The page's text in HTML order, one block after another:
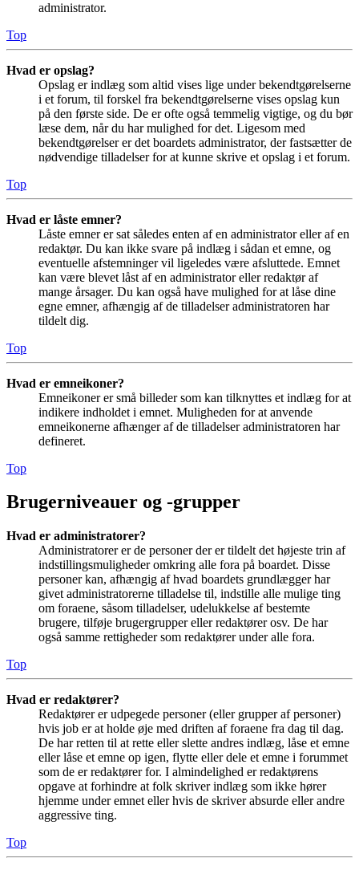
administrator.
Top
Hvad er opslag?
Opslag er indlæg som altid vises lige under bekendtgørelserne
i et forum, til forskel fra bekendtgørelserne vises opslag kun
på den første side. De er ofte også temmelig vigtige, og du bør
læse dem, når du har mulighed for det. Ligesom med
bekendtgørelser er det boardets administrator, der fastsætter de
nødvendige tilladelser for at kunne skrive et opslag i et forum.
Top
Hvad er låste emner?
Låste emner er sat således enten af en administrator eller af en
redaktør. Du kan ikke svare på indlæg i sådan et emne, og
eventuelle afstemninger vil ligeledes være afsluttede. Emnet
kan være blevet låst af en administrator eller redaktør af
mange årsager. Du kan også have mulighed for at låse dine
egne emner, afhængig af de tilladelser administratoren har
tildelt dig.
Top
Hvad er emneikoner?
Emneikoner er små billeder som kan tilknyttes et indlæg for at
indikere indholdet i emnet. Muligheden for at anvende
emneikonerne afhænger af de tilladelser administratoren har
defineret.
Top
Brugerniveauer og -grupper
Hvad er administratorer?
Administratorer er de personer der er tildelt det højeste trin af
indstillingsmuligheder omkring alle fora på boardet. Disse
personer kan, afhængig af hvad boardets grundlægger har
givet administratorerne tilladelse til, indstille alle mulige ting
om foraene, såsom tilladelser, udelukkelse af bestemte
brugere, tilføje brugergrupper eller redaktører osv. De har
også samme rettigheder som redaktører under alle fora.
Top
Hvad er redaktører?
Redaktører er udpegede personer (eller grupper af personer)
hvis job er at holde øje med driften af foraene fra dag til dag.
De har retten til at rette eller slette andres indlæg, låse et emne
eller låse et emne op igen, flytte eller dele et emne i forummet
som de er redaktører for. I almindelighed er redaktørens
opgave at forhindre at folk skriver indlæg som ikke hører
hjemme under emnet eller hvis de skriver absurde eller andre
aggressive ting.
Top